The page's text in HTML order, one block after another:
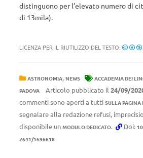
distinguono per l’elevato numero di
di 13mila).
LICENZA PER IL RIUTILIZZO DEL TESTO:
ASTRONOMIA, NEWS ACCADEMIA DEI
PADOVA
Articolo pubblicato il 24/09/
commenti sono aperti a tutti SULLA PAGINA
segnalare alla redazione refusi,
disponibile un MODULO DEDICATO. Doi:
2641/1696618